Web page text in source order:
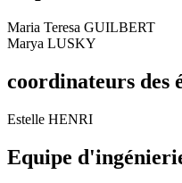
Maria Teresa GUILBERT
Marya LUSKY
coordinateurs des
Estelle HENRI
Equipe